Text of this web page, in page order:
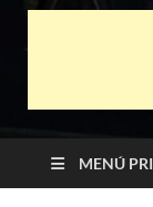
MENÚ